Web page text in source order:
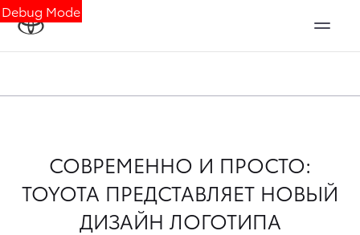
Debug Mode
СОВРЕМЕННО И ПРОСТО:
TOYOTA ПРЕДСТАВЛЯЕТ НОВЫЙ
ДИЗАЙН ЛОГОТИПА